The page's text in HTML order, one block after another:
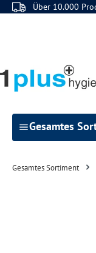
Hauptinhalt springen
Zur Suche springen
Zur
Über 10.000
Gesamtes
Gesamtes Sortiment